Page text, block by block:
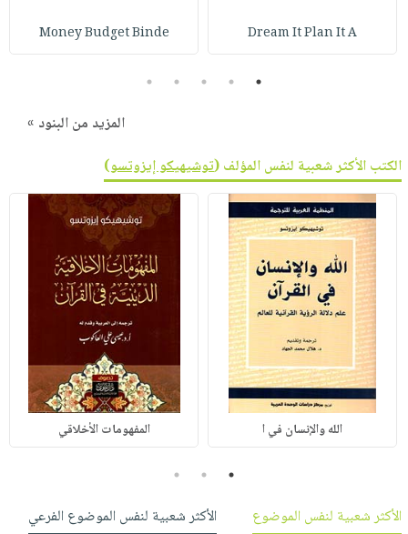
Dream It Plan It A
Money Budget Binde
1
2
3
4
5
المزيد من البنود »
الكتب الأكثر شعبية لنفس المؤلف (توشيهيكو إيزوتسو)
الله والإنسان في ا المفهومات الأخلاقي
1
2
3
الأكثر شعبية لنفس الموضوع
الأكثر شعبية لنفس الموضوع الفرعي